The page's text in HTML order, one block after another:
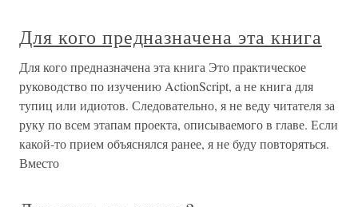
Для кого предназначена эта книга
Для кого предназначена эта книга Это практическое
руководство по изучению ActionScript, а не книга для
тупиц или идиотов. Следовательно, я не веду читателя за
руку по всем этапам проекта, описываемого в главе. Если
какой-то прием объяснялся ранее, я не буду повторяться.
Вместо